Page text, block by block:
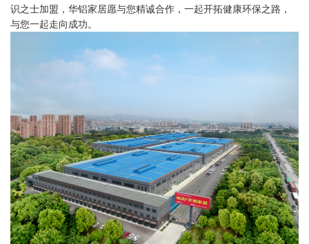
识之士加盟，华铝家居愿与您精诚合作，一起开拓健康环保之路，
与您一起走向成功。